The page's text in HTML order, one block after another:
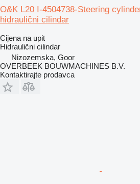
O&K L20 I-4504738-Steering
hidraulični cilindar
Cijena na upit
Hidraulični cilindar
Nizozemska, Goor
OVERBEEK BOUWMACHINES B.V.
Kontaktirajte prodavca